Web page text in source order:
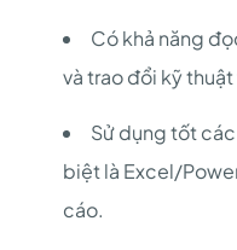
Có khả năng
và trao đổi kỹ
Sử dụng tốt
biệt là Excel/
cáo.